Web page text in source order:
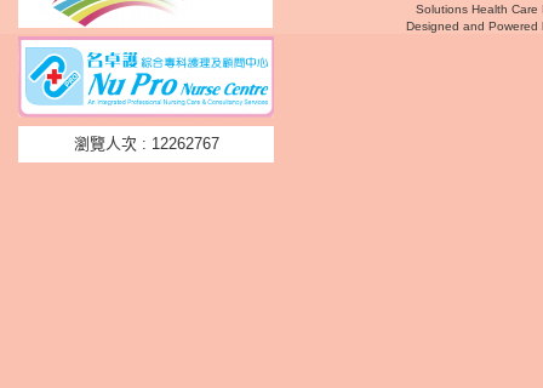
瀏覽人次 : 12262767
Solutions Health Care
Designed and